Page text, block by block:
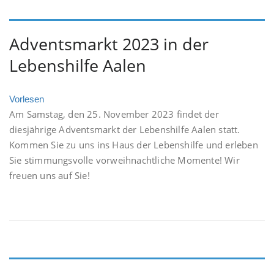
Adventsmarkt 2023 in der
Lebenshilfe Aalen
Vorlesen
Am Samstag, den 25. November 2023 findet der
diesjährige Adventsmarkt der Lebenshilfe Aalen statt.
Kommen Sie zu uns ins Haus der Lebenshilfe und erleben
Sie stimmungsvolle vorweihnachtliche Momente! Wir
freuen uns auf Sie!